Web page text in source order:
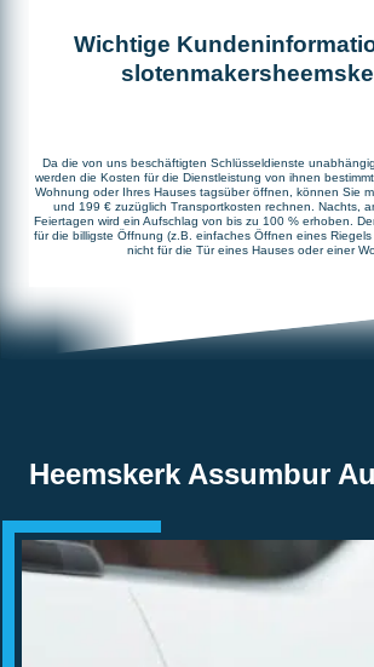
Wichtige
Da die von uns beschäftigten Schlüsseldienste
werden die Kosten für die Dienstleistung von ihnen
Wohnung oder Ihres Hauses tagsüber öffnen, können Sie
und 199 € zuzüglich Transportkosten rechnen. Nachts,
Feiertagen wird ein Aufschlag von bis zu 100 % erhoben.
für die billigste Öffnung (z.B. einfaches Öffnen eines Riegels
nicht für die Tür eines Hauses oder einer
Heemskerk Assumbur